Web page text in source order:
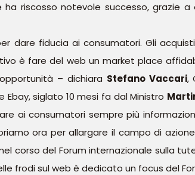
ha riscosso notevole successo, grazie a
dare fiducia ai consumatori. Gli
è fare del web un market place
– dichiara Stefano Vaccari,
siglato 10 mesi fa dal Ministro
ai consumatori sempre più
ora per allargare il campo di
corso del Forum internazionale sulla
frodi sul web è dedicato un focus del